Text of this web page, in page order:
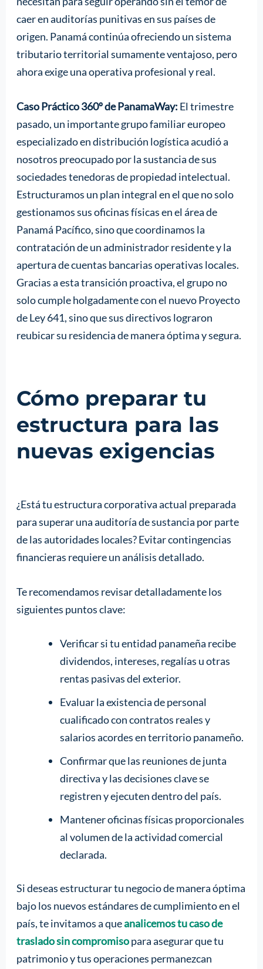
caer en auditorías punitivas en sus países de
origen. Panamá continúa ofreciendo un sistema
tributario territorial sumamente ventajoso, pero
ahora exige una operativa profesional y real.
Caso Práctico 360º de PanamaWay: El trimestre
pasado, un importante grupo familiar europeo
especializado en distribución logística acudió a
nosotros preocupado por la sustancia de sus
sociedades tenedoras de propiedad intelectual.
Estructuramos un plan integral en el que no solo
gestionamos sus oficinas físicas en el área de
Panamá Pacífico, sino que coordinamos la
contratación de un administrador residente y la
apertura de cuentas bancarias operativas locales.
Gracias a esta transición proactiva, el grupo no
solo cumple holgadamente con el nuevo Proyecto
de Ley 641, sino que sus directivos lograron
reubicar su residencia de manera óptima y segura.
Cómo preparar tu
estructura para las
nuevas exigencias
¿Está tu estructura corporativa actual preparada
para superar una auditoría de sustancia por parte
de las autoridades locales? Evitar contingencias
financieras requiere un análisis detallado.
Te recomendamos revisar detalladamente los
siguientes puntos clave:
Verificar si tu entidad panameña recibe
dividendos, intereses, regalías u otras
rentas pasivas del exterior.
Evaluar la existencia de personal
cualificado con contratos reales y
salarios acordes en territorio panameño.
Confirmar que las reuniones de junta
directiva y las decisiones clave se
registren y ejecuten dentro del país.
Mantener oficinas físicas proporcionales
al volumen de la actividad comercial
declarada.
Si deseas estructurar tu negocio de manera óptima
bajo los nuevos estándares de cumplimiento en el
país, te invitamos a queanalicemos tu caso de
traslado sin compromisopara asegurar que tu
patrimonio y tus operaciones permanezcan